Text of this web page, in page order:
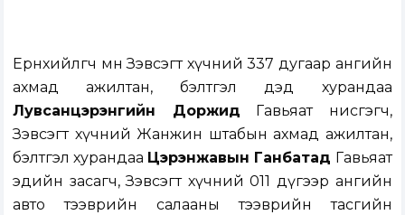
Ерөнхийлөгч мөн Зэвсэгт хүчний 337 дугаар ангийн
ахмад ажилтан, бэлтгэл дэд хурандаа
Лувсанцэрэнгийн Доржид Гавьяат нисгэгч,
Зэвсэгт хүчний Жанжин штабын ахмад ажилтан,
бэлтгэл хурандаа Цэрэнжавын Ганбатад Гавьяат
эдийн засагч, Зэвсэгт хүчний 011 дүгээр ангийн
авто тээврийн салааны тээврийн тасгийн